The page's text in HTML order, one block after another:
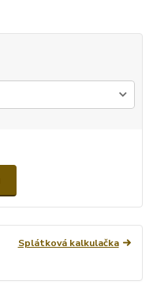
Splátková kalkulačka